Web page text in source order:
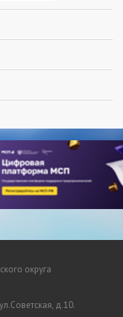
округа
д.10.